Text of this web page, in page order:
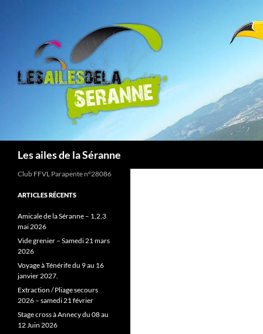
Les ailes de la Séranne
Club FFVL Parapente n°28086
ARTICLES RÉCENTS
Amicale de la Séranne – 1,2,3
mai 2026
Vide grenier – Samedi 21 mars
2026
Voyage à Ténérife du 9 au 16
janvier 2027.
Extraction / Pliage secours
2026 – samedi 21 février
Stage cross à Annecy du 08 au
12 Juin 2026